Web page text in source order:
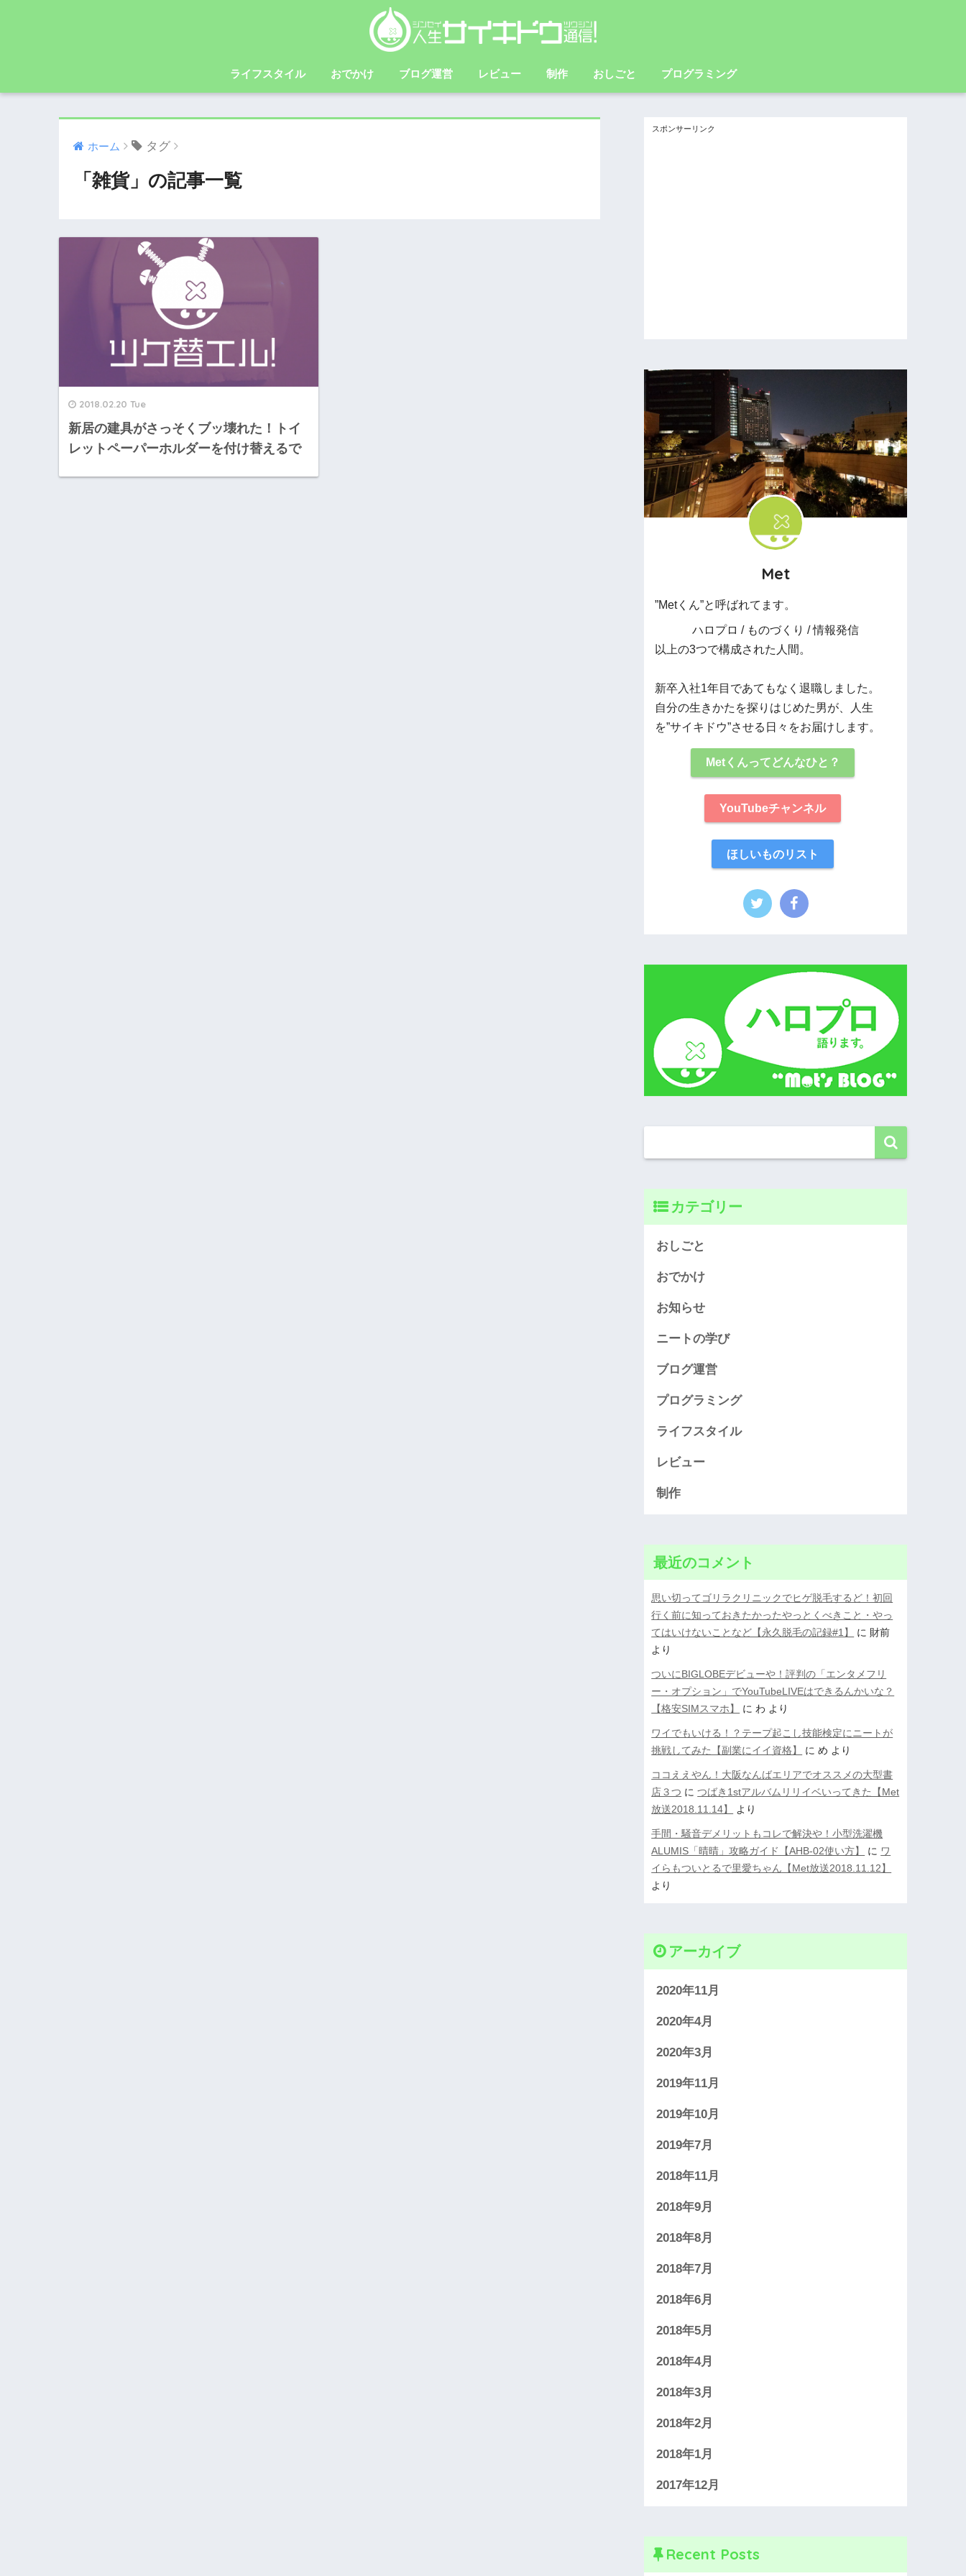
ライフスタイル おでかけ ブログ運営 レビュー 制作 おしごと プログラミング
ホーム タグ
「雑貨」の記事一覧
2018.02.20 Tue
新居の建具がさっそくブッ壊れた！トイ
レットペーパーホルダーを付け替えるで
スポンサーリンク
Met
”Metくん”と呼ばれてます。
ハロプロ / ものづくり / 情報発信
以上の3つで構成された人間。
新卒入社1年目であてもなく退職しました。
自分の生きかたを探りはじめた男が、人生
を”サイキドウ”させる日々をお届けします。
Metくんってどんなひと？
YouTubeチャンネル
ほしいものリスト
カテゴリー
おしごと
おでかけ
お知らせ
ニートの学び
ブログ運営
プログラミング
ライフスタイル
レビュー
制作
最近のコメント
思い切ってゴリラクリニックでヒゲ脱毛するど！初回
行く前に知っておきたかったやっとくべきこと・やっ
てはいけないことなど【永久脱毛の記録#1】
に 財前
より
ついにBIGLOBEデビューや！評判の「エンタメフリ
ー・オプション」でYouTubeLIVEはできるんかいな？
【格安SIMスマホ】
に わ より
ワイでもいける！？テープ起こし技能検定にニートが
挑戦してみた【副業にイイ資格】
にめ より
ココええやん！大阪なんばエリアでオススメの大型書
店３つ につばき1stアルバムリリイベいってきた【Met
放送2018.11.14】
より
手間・騒音デメリットもコレで解決や！小型洗濯機
ALUMIS「晴晴」攻略ガイド【AHB-02使い方】
に ワ
イらもついとるで里愛ちゃん【Met放送2018.11.12】
より
アーカイブ
2020年11月
2020年4月
2020年3月
2019年11月
2019年10月
2019年7月
2018年11月
2018年9月
2018年8月
2018年7月
2018年6月
2018年5月
2018年4月
2018年3月
2018年2月
2018年1月
2017年12月
Recent Posts